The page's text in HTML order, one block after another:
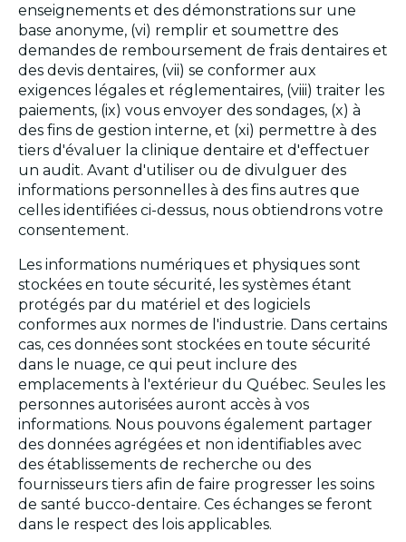
enseignements et des démonstrations sur une
base anonyme, (vi) remplir et soumettre des
demandes de remboursement de frais dentaires et
des devis dentaires, (vii) se conformer aux
exigences légales et réglementaires, (viii) traiter les
paiements, (ix) vous envoyer des sondages, (x) à
des fins de gestion interne, et (xi) permettre à des
tiers d'évaluer la clinique dentaire et d'effectuer
un audit. Avant d'utiliser ou de divulguer des
informations personnelles à des fins autres que
celles identifiées ci-dessus, nous obtiendrons votre
consentement.
Les informations numériques et physiques sont
stockées en toute sécurité, les systèmes étant
protégés par du matériel et des logiciels
conformes aux normes de l'industrie. Dans certains
cas, ces données sont stockées en toute sécurité
dans le nuage, ce qui peut inclure des
emplacements à l'extérieur du Québec. Seules les
personnes autorisées auront accès à vos
informations. Nous pouvons également partager
des données agrégées et non identifiables avec
des établissements de recherche ou des
fournisseurs tiers afin de faire progresser les soins
de santé bucco-dentaire. Ces échanges se feront
dans le respect des lois applicables.